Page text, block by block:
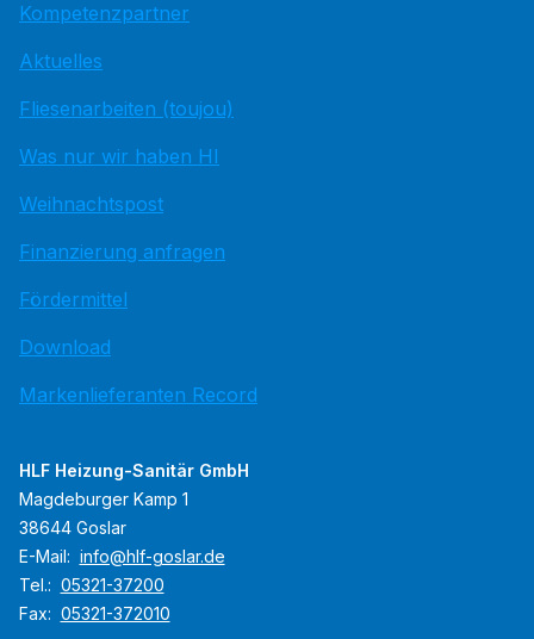
Kompetenzpartner
Aktuelles
Fliesenarbeiten (toujou)
Was nur wir haben HI
Weihnachtspost
Finanzierung anfragen
Fördermittel
Download
Markenlieferanten Record
HLF Heizung-Sanitär GmbH
Magdeburger Kamp 1
38644 Goslar
E-Mail: info@hlf-goslar.de
Tel.: 05321-37200
Fax: 05321-372010